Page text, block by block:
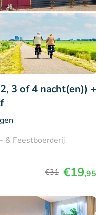
3 of 4 nacht(en)) +
& Feestboerderij
€31 €19,95